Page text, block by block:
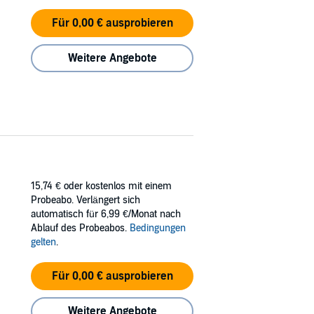
Für 0,00 € ausprobieren
Weitere Angebote
15,74 € oder kostenlos mit einem
Probeabo. Verlängert sich
automatisch für 6,99 €/Monat nach
Ablauf des Probeabos. Bedingungen
gelten.
Für 0,00 € ausprobieren
Weitere Angebote